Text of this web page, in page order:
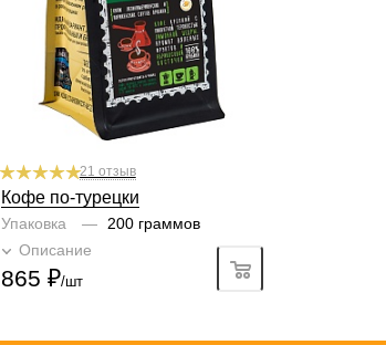
Плотность
1
2 3 4 5 6
6/6
Крепость
1 2 3 4 5 6
5/6
21 отзыв
Кофе по-турецки
Упаковка — 200 граммов
Описание
865 ₽/шт